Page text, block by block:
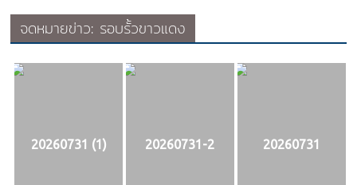
จดหมายข่าว: รอบรั้วขาวแดง
20260731 (1) 20260731-2 20260731